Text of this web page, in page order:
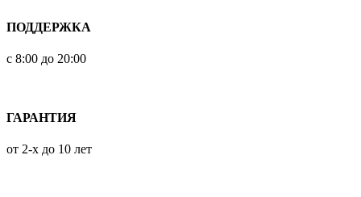
ПОДДЕРЖКА
с 8:00 до 20:00
ГАРАНТИЯ
от 2-х до 10 лет